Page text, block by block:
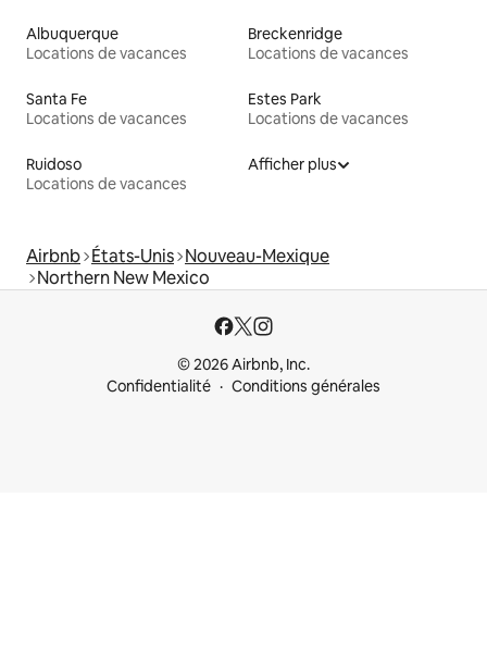
Albuquerque
Locations de vacances
Breckenridge
Locations de vacances
Santa Fe
Locations de vacances
Estes Park
Locations de vacances
Ruidoso
Locations de vacances
Afficher plus
Airbnb États-Unis Nouveau-Mexique
Northern New Mexico
© 2026 Airbnb, Inc.
Confidentialité
Conditions générales